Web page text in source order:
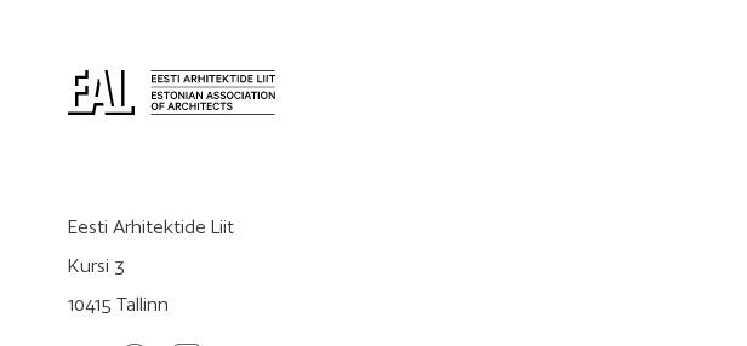
Eesti Arhitektide Liit
Kursi 3
10415 Tallinn